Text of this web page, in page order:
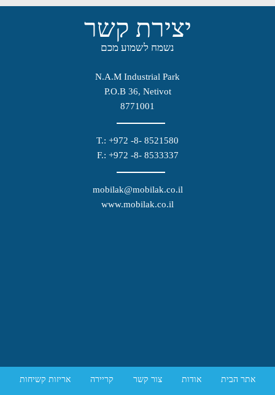
יצירת קשר
נשמח לשמוע מכם
N.A.M Industrial Park
P.O.B 36, Netivot
8771001
T.: +972 -8- 8521580
F.: +972 -8- 8533337
mobilak@mobilak.co.il
www.mobilak.co.il
אתר הבית אודות צור קשר קריירה אריזות קשיחות